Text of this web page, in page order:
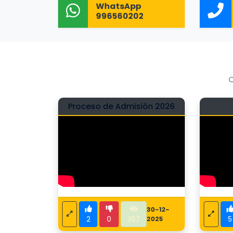
WhatsApp
996560202
Proceso de Admisión 2026
2 0 367
30-12-
2025
5